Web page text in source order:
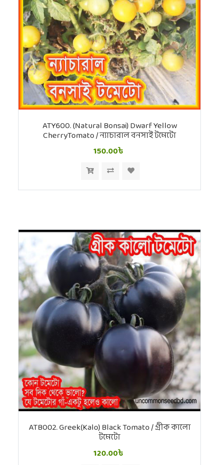
ATY600. (Natural Bonsai) Dwarf Yellow
CherryTomato / ন্যাচারাল বনসাই টমেটো
150.00৳
ATB002. Greek(Kalo) Black Tomato / গ্রীক কালো
টমেটো
120.00৳